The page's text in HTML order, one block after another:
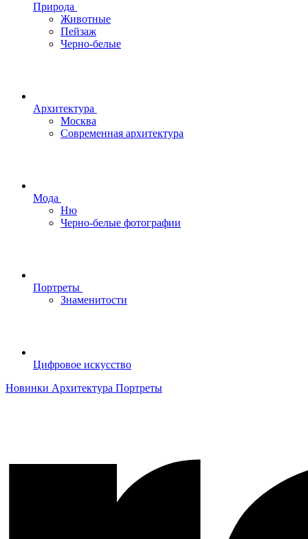
Природа
Животные
Пейзаж
Черно-белые
Архитектура
Москва
Современная архитектура
Мода
Ню
Черно-белые фотографии
Портреты
Знаменитости
Цифровое искусство
Новинки Архитектура Портреты